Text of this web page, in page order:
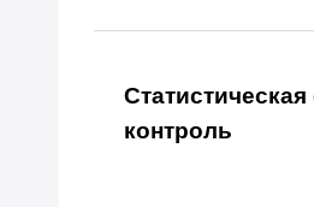
контроль